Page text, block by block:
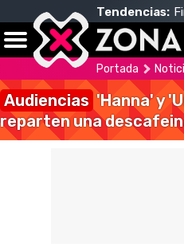
Tendencias:
Portada
Audiencias 'Hanna' y
reparten una